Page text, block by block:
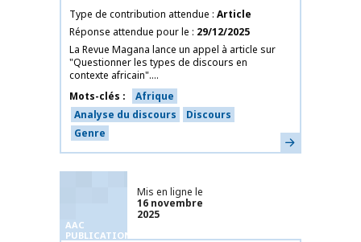
Type de contribution attendue Article
Réponse attendue pour le
29/12/2025
La Revue Magana lance un appel à article sur
"Questionner les types de discours en
contexte africain"....
Mots-clés
Afrique
Analyse du discours
Discours
Genre
En savoir plus
AAC
PUBLICATIONS
Mis en ligne le
16 novembre
2025